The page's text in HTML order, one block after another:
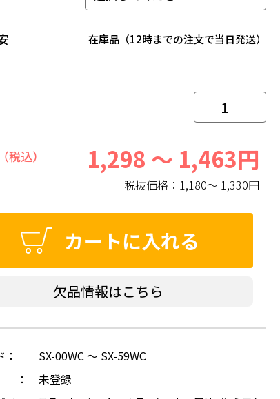
在庫品（12時までの注文で当日発送）
税込） 1,298 ～ 1,463円
税抜価格： 1,180～ 1,330円
カートに入れる
欠品情報はこちら
SX-00WC ～ SX-59WC
：
未登録